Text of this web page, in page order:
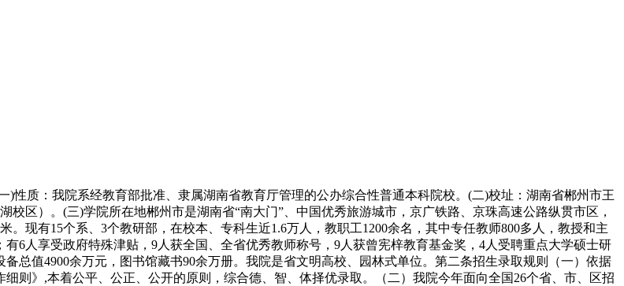
)性质：我院系经教育部批准、隶属湖南省教育厅管理的公办综合性普通本科院校。(二)校址：湖南省郴州市王
区）。(三)学院所在地郴州市是湖南省“南大门”、中国优秀旅游城市，京广铁路、京珠高速公路纵贯市区，
现有15个系、3个教研部，在校本、专科生近1.6万人，教职工1200余名，其中专任教师800多人，教授和主
6人享受政府特殊津贴，9人获全国、全省优秀教师称号，9人获曾宪梓教育基金奖，4人受聘重点大学硕士研
总值4900余万元，图书馆藏书90余万册。我院是省文明高校、园林式单位。第二条招生录取规则（一）依据
则》,本着公平、公正、公开的原则，综合德、智、体择优录取。（二）我院今年面向全国26个省、市、区招